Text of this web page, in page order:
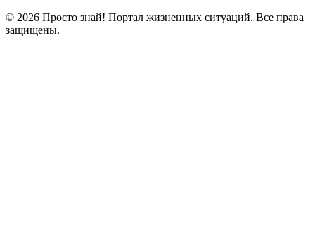
© 2026 Просто знай! Портал жизненных ситуаций. Все права
защищены.